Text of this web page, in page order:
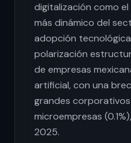
digitalización como
más dinámico del
adopción
polarización
de empresas
artificial, con una
grandes corporativos
microempresas
2025.